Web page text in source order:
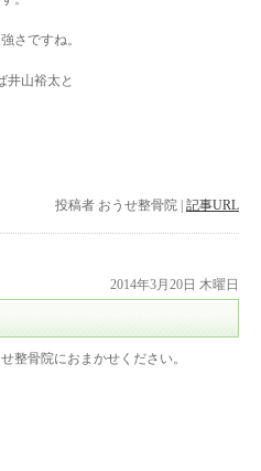
さですね。
井山裕太と
投稿者 おうせ整骨院 | 記事URL
2014年3月20日 木曜日
整骨院におまかせください。